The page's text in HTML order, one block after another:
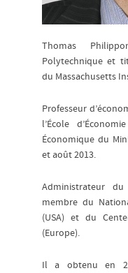
Thomas
Polytechnique et
du Massachusetts
Professeur
l’École
Économique du
et août 2013.
Administrateur
membre du
(USA) et du
(Europe).
Il a obtenu en